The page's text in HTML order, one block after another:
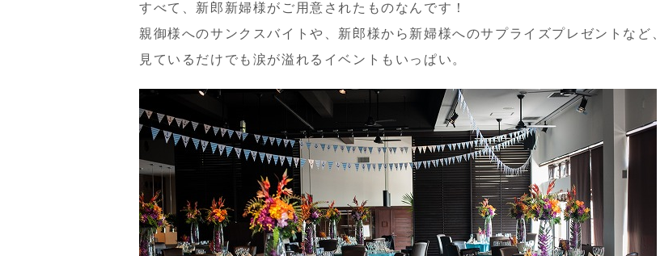
すべて、新郎新婦様がご用意されたものなんです！
親御様へのサンクスバイトや、新郎様から新婦様へのサプライズプレゼントなど、
見ているだけでも涙が溢れるイベントもいっぱい。